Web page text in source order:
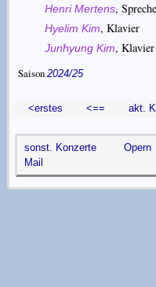
Henri Mertens,
Hyelim Kim, Klavier
Junhyung Kim, Klavier
Saison 2024/25
<erstes <== akt.
sonst. Konzerte Opern
Mail